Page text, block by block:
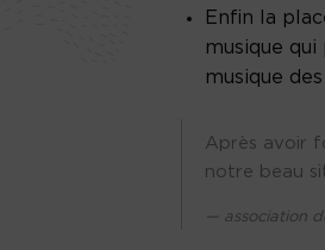
Enfin la
musique
musique
Après avoir
notre beau
association